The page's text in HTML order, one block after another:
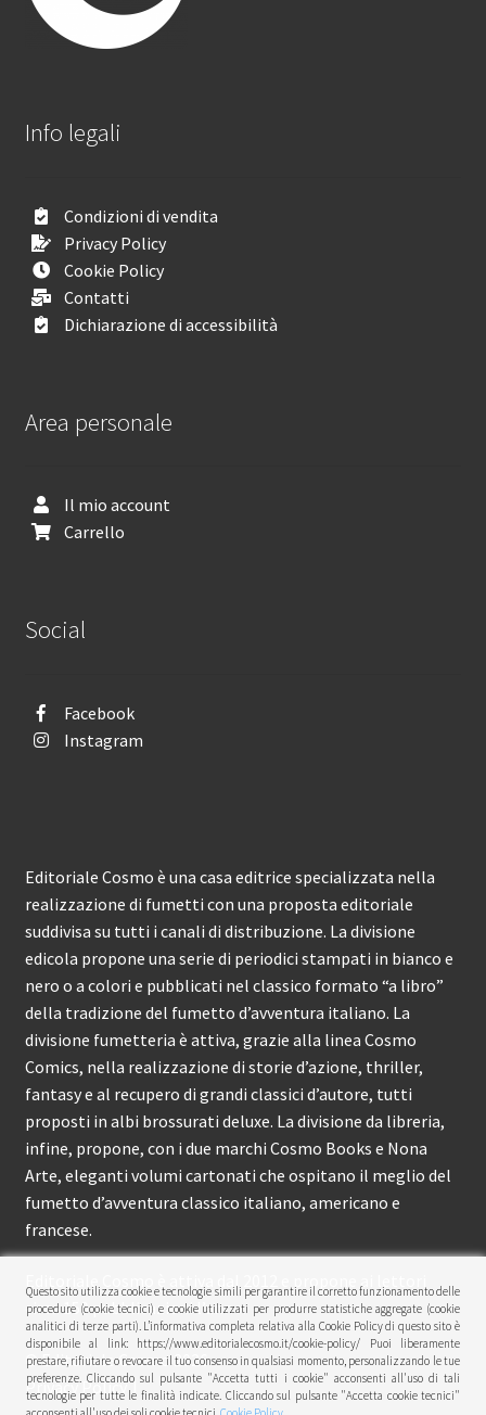
Info legali
Condizioni di vendita
Privacy Policy
Cookie Policy
Contatti
Dichiarazione di accessibilità
Area personale
Il mio account
Carrello
Social
Facebook
Instagram
Editoriale Cosmo è una casa editrice specializzata nella
realizzazione di fumetti con una proposta editoriale
suddivisa su tutti i canali di distribuzione. La divisione
edicola propone una serie di periodici stampati in bianco e
nero o a colori e pubblicati nel classico formato “a libro”
della tradizione del fumetto d’avventura italiano. La
divisione fumetteria è attiva, grazie alla linea Cosmo
Comics, nella realizzazione di storie d’azione, thriller,
fantasy e al recupero di grandi classici d’autore, tutti
proposti in albi brossurati deluxe. La divisione da libreria,
infine, propone, con i due marchi Cosmo Books e Nona
Arte, eleganti volumi cartonati che ospitano il meglio del
fumetto d’avventura classico italiano, americano e
francese.
Editoriale Cosmo è attiva dal 2012 e propone ai lettori
circa 150 pubblicazioni l’anno.
© Editoriale Cosmo 2026
Privacy Policy
Questo sito utilizza cookie e tecnologie simili per garantire il corretto funzionamento delle
procedure (cookie tecnici) e cookie utilizzati per produrre statistiche aggregate (cookie
analitici di terze parti). L’informativa completa relativa alla Cookie Policy di questo sito è
disponibile al link: https://www.editorialecosmo.it/cookie-policy/ Puoi liberamente
prestare, rifiutare o revocare il tuo consenso in qualsiasi momento, personalizzando le tue
preferenze. Cliccando sul pulsante "Accetta tutti i cookie" acconsenti all'uso di tali
tecnologie per tutte le finalità indicate. Cliccando sul pulsante "Accetta cookie tecnici"